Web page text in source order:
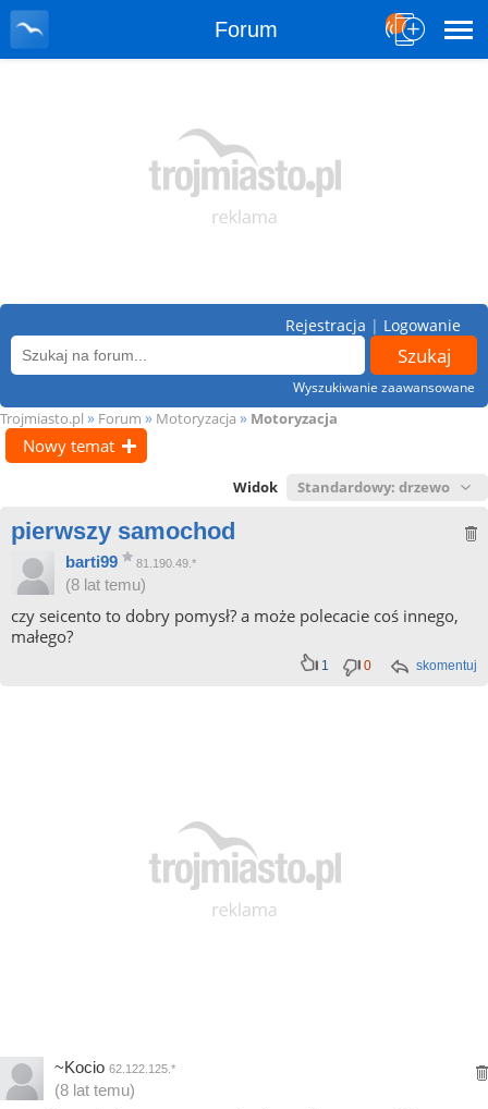
Forum
Wyszukiwanie zaawansowane
Rejestracja | Logowanie
Trojmiasto.pl » Forum » Motoryzacja » Motoryzacja
Nowy temat
Widok
pierwszy samochod
barti99 81.190.49.*
(8 lat temu)
czy seicento to dobry pomysł? a może polecacie coś innego,
małego?
skomentuj
1 0
~Kocio 62.122.125.*
(8 lat temu)